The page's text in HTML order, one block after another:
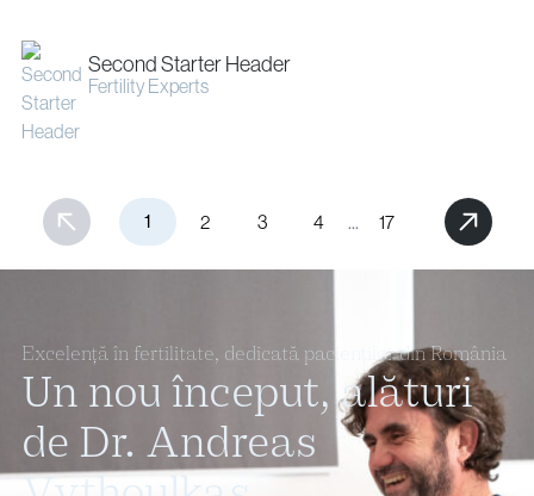
Second Starter Header
Fertility Experts
1 2 3 4 ... 17
Excelență în fertilitate, dedicată pacienților din România
Un nou început, alături
de Dr. Andreas